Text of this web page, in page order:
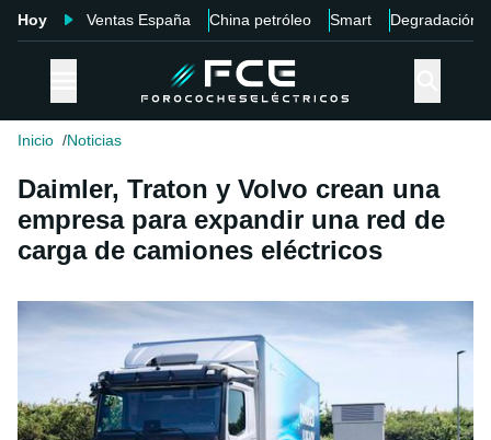
Hoy Ventas España China petróleo Smart Degradación
Inicio Noticias
Daimler, Traton y Volvo crean una
empresa para expandir una red de
carga de camiones eléctricos